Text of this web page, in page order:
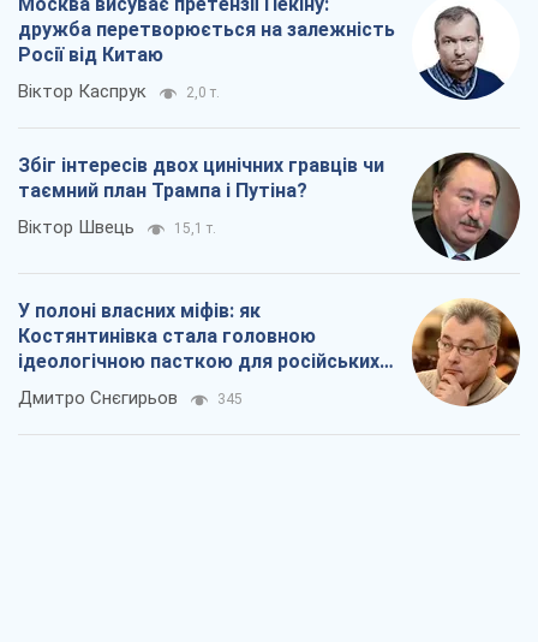
дружба перетворюється на залежність
Росії від Китаю
Віктор Каспрук 2,0 т.
Збіг інтересів двох цинічних гравців чи
таємний план Трампа і Путіна?
Віктор Швець 15,1 т.
У полоні власних міфів: як
Костянтинівка стала головною
ідеологічною пасткою для російських
окупантів
Дмитро Снєгирьов 345